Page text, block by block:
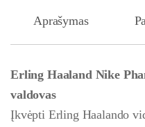
Aprašymas
Erling Haaland Nike
valdovas
Įkvėpti Erling Haalando